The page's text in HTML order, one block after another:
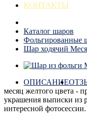
КОНТАКТЫ
Каталог шаров
Фольгированные
Шар ходячий
ОПИСАНИЕ
месяц желтого цвета -
украшения выписки из
интересной фотосессии.